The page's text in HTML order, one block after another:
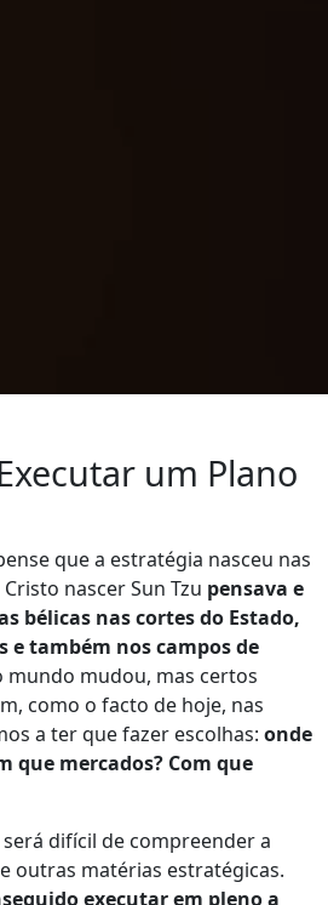
um Plano
que a estratégia nasceu nas
nascer Sun Tzu pensava e
bélicas nas cortes do Estado,
e também nos campos de
mundo mudou, mas certos
como o facto de hoje, nas
a ter que fazer escolhas: onde
que mercados? Com que
difícil de compreender a
outras matérias estratégicas.
executar em pleno a